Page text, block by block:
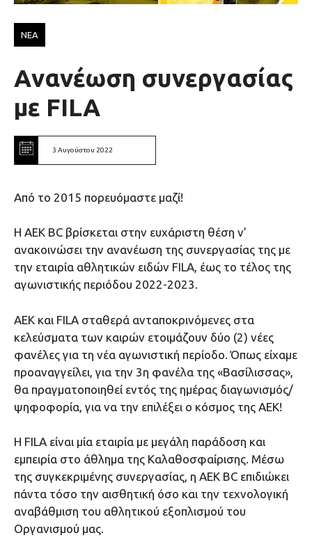
ΝΕΑ
Aνανέωση συνεργασίας
με FILA
3 Αυγούστου 2022
Aπό το 2015 πορευόμαστε μαζί!
Η ΑΕΚ ΒC βρίσκεται στην ευχάριστη θέση ν’
ανακοινώσει την ανανέωση της συνεργασίας της με
την εταιρία αθλητικών ειδών FILA, έως το τέλος της
αγωνιστικής περιόδου 2022-2023.
ΑΕΚ και FILA σταθερά ανταποκρινόμενες στα
κελεύσματα των καιρών ετοιμάζουν δύο (2) νέες
φανέλες για τη νέα αγωνιστική περίοδο. Όπως είχαμε
προαναγγείλει, για την 3η φανέλα της «Βασίλισσας»,
θα πραγματοποιηθεί εντός της ημέρας διαγωνισμός/
ψηφοφορία, για να την επιλέξει ο κόσμος της ΑΕΚ!
Η FILA είναι μία εταιρία με μεγάλη παράδοση και
εμπειρία στο άθλημα της Καλαθοσφαίρισης. Μέσω
της συγκεκριμένης συνεργασίας, η ΑΕΚ ΒC επιδιώκει
πάντα τόσο την αισθητική όσο και την τεχνολογική
αναβάθμιση του αθλητικού εξοπλισμού του
Οργανισμού μας.